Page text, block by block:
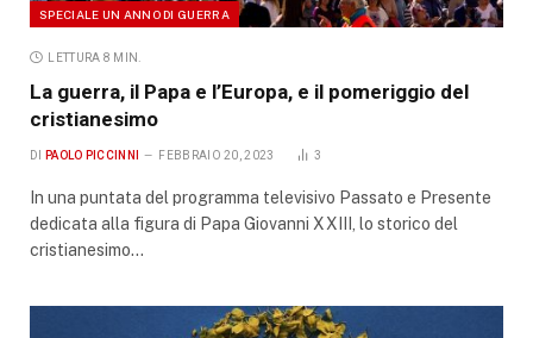
SPECIALE UN ANNO DI GUERRA
LETTURA 8 MIN.
La guerra, il Papa e l’Europa, e il pomeriggio del
cristianesimo
DI PAOLO PICCINNI FEBBRAIO 20, 2023 3
In una puntata del programma televisivo Passato e Presente
dedicata alla figura di Papa Giovanni XXIII, lo storico del
cristianesimo…